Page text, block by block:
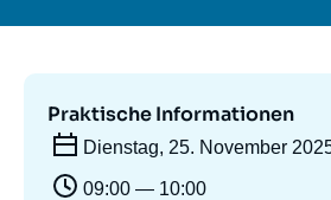
Praktische Informationen
Dienstag, 25. November
09:00 — 10:00